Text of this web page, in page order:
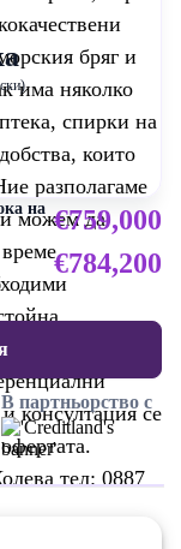
бряг и
има няколко
спирки на
които
разполагаме
можем да
консултация се
тел: 0887
на €759,000
€784,200
В партньорство с